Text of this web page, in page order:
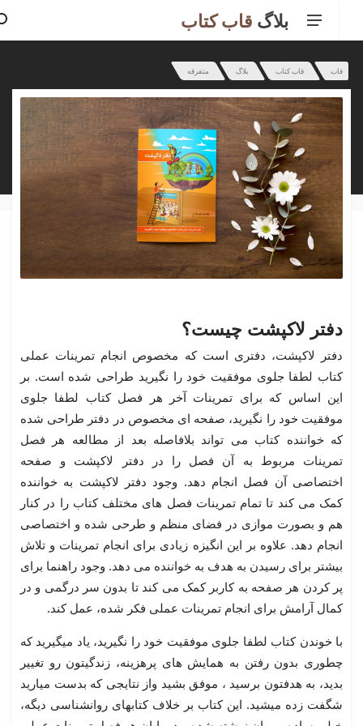
بلاگقابکتاب
قاب کتاب بلاگ متفرقه
دفتر لاکپشت چیست؟
دفتر لاکپشت، دفتری است که مخصوص انجام تمرینات عملی
کتاب لطفا جلوی موفقیت خود را نگیرید طراحی شده است. بر
این اساس که برای تمرینات آخر هر فصل کتاب لطفا جلوی
موفقیت خود را نگیرید، صفحه ای مخصوص در دفتر طراحی شده
که خواننده کتاب می تواند بلافاصله بعد از مطالعه هر فصل
تمرینات مربوط به آن فصل را در دفتر لاکپشت و صفحه
اختصاصی آن فصل انجام دهد. وجود دفتر لاکپشت به خواننده
کمک می کند تا تمام تمرینات فصل های مختلف کتاب را در کنار
هم و بصورت موازی در فضای منظم و طرحی شده و اختصاصی
انجام دهد. علاوه بر این انگیزه زیادی برای انجام تمرینات و تلاش
بیشتر برای رسیدن به هدف به خواننده می دهد. وجود راهنما برای
پر کردن هر صفحه به کاربر کمک می کند تا بدون سر درگمی و در
کمال آرامش برای انجام تمرینات عملی فکر شده، عمل کند.
با خوندن کتاب لطفا جلوی موفقیت خود را نگیرید، یاد میگیرید که
چطوری بدون رفتن به همایش های پرهزینه، زندگیتون رو تغییر
بدید، به هدفتون برسید ، موفق بشید واز نتایجی که بدست میارید
شگفت زده میشید. این کتاب بر خلاف کتابهای روانشناسی دیگه،